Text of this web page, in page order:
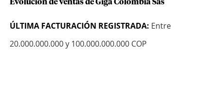
Evolución de ventas de Giga Colombia Sas
ÚLTIMA FACTURACIÓN REGISTRADA: Entre
20.000.000.000 y 100.000.000.000 COP